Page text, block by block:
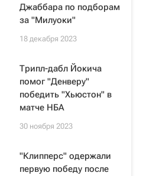
Джаббара по подборам
за "Милуоки"
18 декабря 2023
Трипл-дабл Йокича
помог "Денверу"
победить "Хьюстон" в
матче НБА
30 ноября 2023
"Клипперс" одержали
первую победу после